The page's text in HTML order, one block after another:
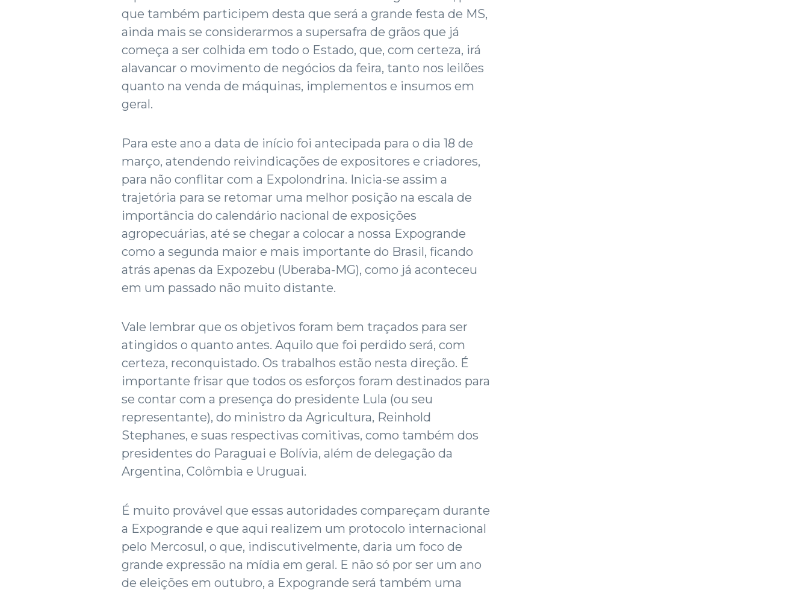
que também participem desta que será a grande festa de MS,
ainda mais se considerarmos a supersafra de grãos que já
começa a ser colhida em todo o Estado, que, com certeza, irá
alavancar o movimento de negócios da feira, tanto nos leilões
quanto na venda de máquinas, implementos e insumos em
geral.
Para este ano a data de início foi antecipada para o dia 18 de
março, atendendo reivindicações de expositores e criadores,
para não conflitar com a Expolondrina. Inicia-se assim a
trajetória para se retomar uma melhor posição na escala de
importância do calendário nacional de exposições
agropecuárias, até se chegar a colocar a nossa Expogrande
como a segunda maior e mais importante do Brasil, ficando
atrás apenas da Expozebu (Uberaba-MG), como já aconteceu
em um passado não muito distante.
Vale lembrar que os objetivos foram bem traçados para ser
atingidos o quanto antes. Aquilo que foi perdido será, com
certeza, reconquistado. Os trabalhos estão nesta direção. É
importante frisar que todos os esforços foram destinados para
se contar com a presença do presidente Lula (ou seu
representante), do ministro da Agricultura, Reinhold
Stephanes, e suas respectivas comitivas, como também dos
presidentes do Paraguai e Bolívia, além de delegação da
Argentina, Colômbia e Uruguai.
É muito provável que essas autoridades compareçam durante
a Expogrande e que aqui realizem um protocolo internacional
pelo Mercosul, o que, indiscutivelmente, daria um foco de
grande expressão na mídia em geral. E não só por ser um ano
de eleições em outubro, a Expogrande será também uma